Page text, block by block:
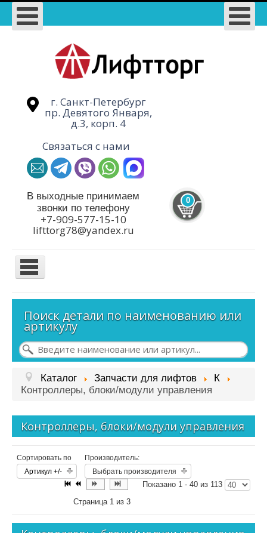
г. Санкт-Петербург
пр. Девятого Января,
д.3, корп. 4
Связаться с нами
В выходные принимаем
звонки по телефону
+7-909-577-15-10
lifttorg78@yandex.ru
0
TPL_PROTOSTAR_TOGGLE_MENU
Контакты
Наш адрес: Санкт-Петербург,
пр. Девятого Января,
д. 3, корп. 4
Схема проезда:
Поиск детали по наименованию или
артикулу
Каталог Запчасти для лифтов
К
Контроллеры, блоки/модули управления
Контроллеры, блоки/модули управления
Сортировать по
Артикул +/-
Производитель:
Выбрать производителя
Показано 1 - 40 из 113
Страница 1 из 3